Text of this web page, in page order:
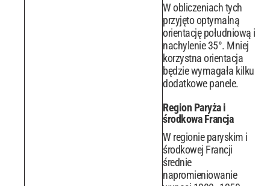
W obliczeniach tych
przyjęto optymalną
orientację południową i
nachylenie 35°. Mniej
korzystna orientacja
będzie wymagała kilku
dodatkowe panele.
Region Paryża i
środkowa Francja
W regionie paryskim i
środkowej Francji
średnie
napromieniowanie